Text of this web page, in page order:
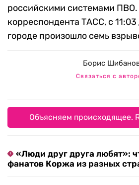
российскими системами ПВО.
корреспондента ТАСС, с 11:03
городе произошло семь
Борис
Связаться с
Объясняем происходящее.
«Люди друг друга любят»:
фанатов Коржа из разных